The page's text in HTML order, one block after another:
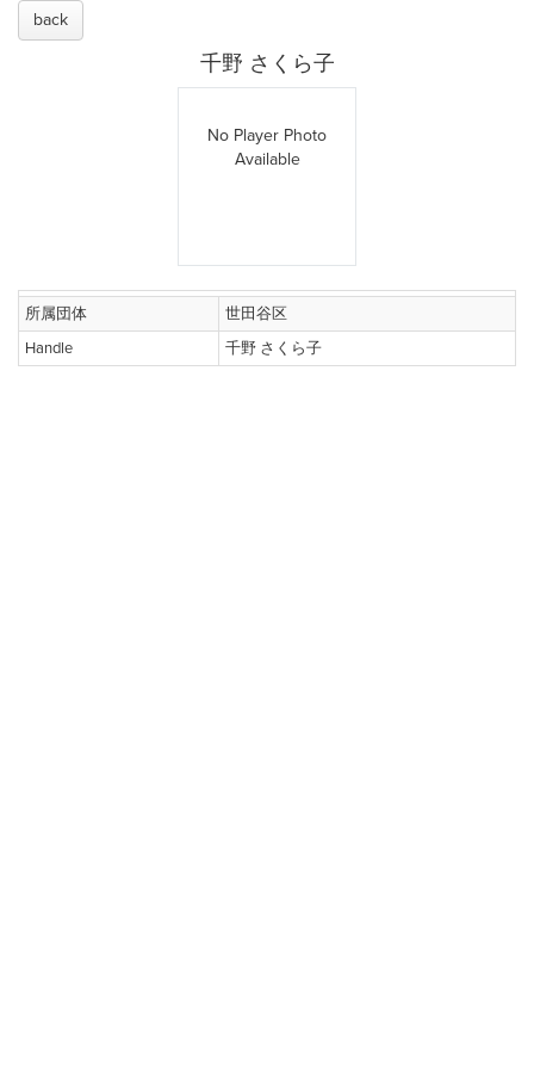
back
千野 さくら子
No Player Photo
Available
所属団体
世田谷区
Handle
千野 さくら子